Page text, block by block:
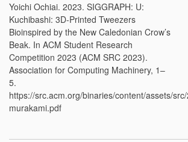
Yoichi Ochiai. 2023. SIGGRAPH: U:
Kuchibashi: 3D-Printed Tweezers
Bioinspired by the New Caledonian Crow’s
Beak. In ACM Student Research
Competition 2023 (ACM SRC 2023).
Association for Computing Machinery, 1–
5.
https://src.acm.org/binaries/content/assets/
murakami.pdf